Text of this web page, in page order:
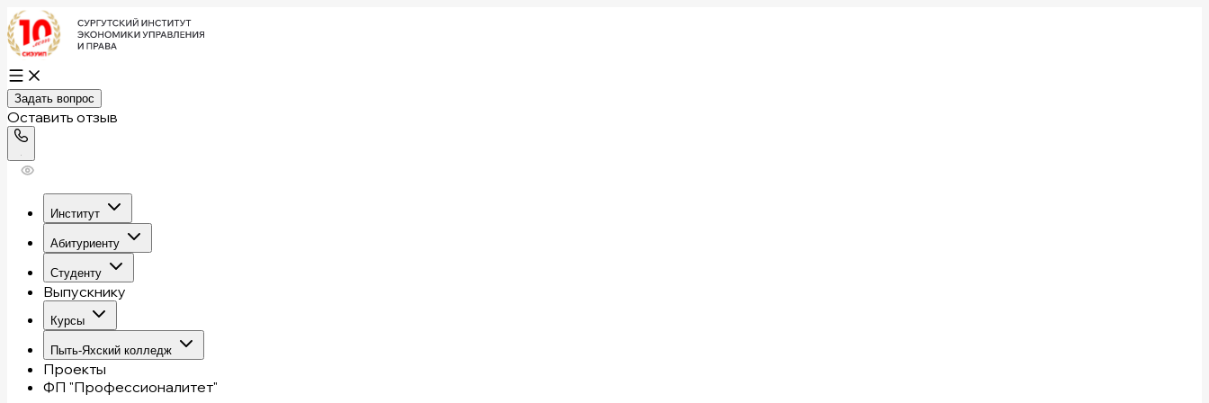
Задать вопрос
Оставить отзыв
Институт
Абитуриенту
Студенту
Выпускнику
Курсы
Пыть-Яхский колледж
Проекты
ФП "Профессионалитет"